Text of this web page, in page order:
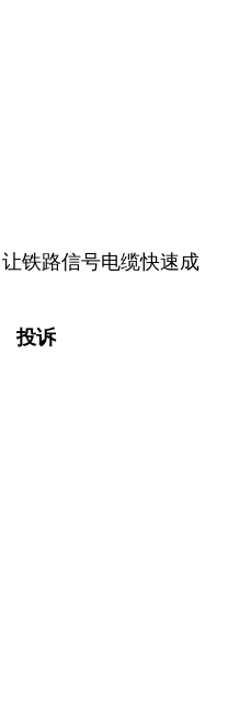
铁路信号电缆快速成
投诉